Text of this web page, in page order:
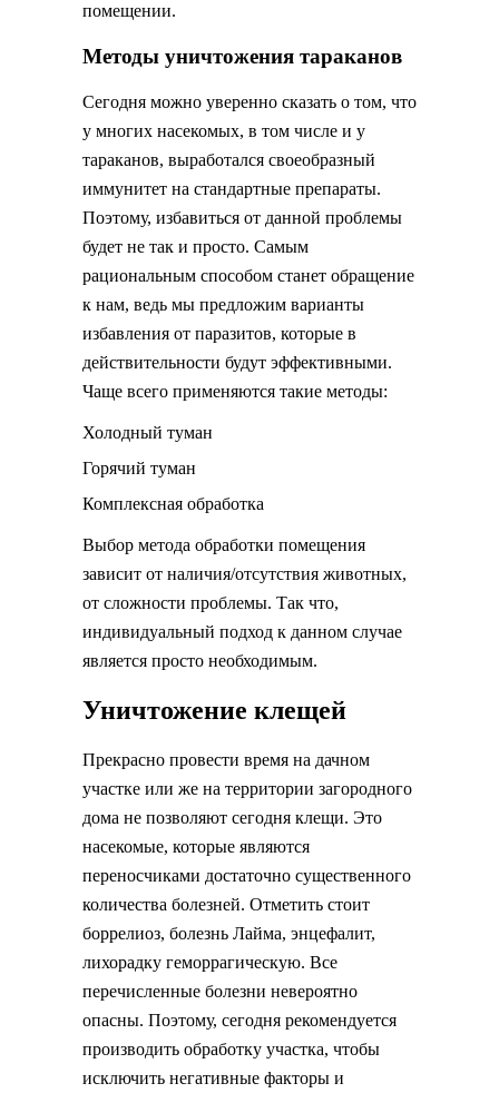
помещении.
Методы уничтожения тараканов
Сегодня можно уверенно сказать о том, что
у многих насекомых, в том числе и у
тараканов, выработался своеобразный
иммунитет на стандартные препараты.
Поэтому, избавиться от данной проблемы
будет не так и просто. Самым
рациональным способом станет обращение
к нам, ведь мы предложим варианты
избавления от паразитов, которые в
действительности будут эффективными.
Чаще всего применяются такие методы:
Холодный туман
Горячий туман
Комплексная обработка
Выбор метода обработки помещения
зависит от наличия/отсутствия животных,
от сложности проблемы. Так что,
индивидуальный подход к данном случае
является просто необходимым.
Уничтожение клещей
Прекрасно провести время на дачном
участке или же на территории загородного
дома не позволяют сегодня клещи. Это
насекомые, которые являются
переносчиками достаточно существенного
количества болезней. Отметить стоит
боррелиоз, болезнь Лайма, энцефалит,
лихорадку геморрагическую. Все
перечисленные болезни невероятно
опасны. Поэтому, сегодня рекомендуется
производить обработку участка, чтобы
исключить негативные факторы и